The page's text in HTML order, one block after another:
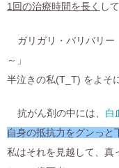
1回の治療時間を長く し
ガリガリ・バリバリ
～」
半泣きの私(T_T) をよそ
抗がん剤の中には、 白
自身の抵抗力をグンっと
私はそれを見越して、真